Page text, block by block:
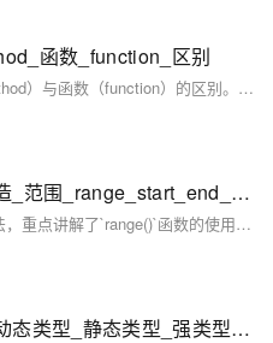
函数_function_区别
本文详细解析了Python中方法（method）与函数（function）的区别。通过回顾列表操作如`append`，以及随机模块的使用，介绍了方法作为类的成员需要通过实例调用的特点。对比内建函数如`print`和`input`，它们无需对象即可直接调用。总结指出方法需基于对象调用且包含`self`参数，而函数独立存在无需`self`。最后提供了学习资源链接，方便进一步探索。
[oeasy]python090_列表_构造_范围_range_start_end_step_步长
本文介绍了Python中列表的生成方法，重点讲解了`range()`函数的使用。通过`range(start, stop, step)`可生成一系列整数，支持正负步长，但不支持小数参数。文章从基础的列表追加、直接赋值到复杂的应用场景（如生成等宽字体的月份列表），结合实例演示了`range()`的灵活性与实用性。最后总结了`range()`的关键特性：前闭后开、支持负数步长，并提供了进一步学习的资源链接。
[oeasy]python075_什么是_动态类型_静态类型_强类型_弱类型_编译_运行